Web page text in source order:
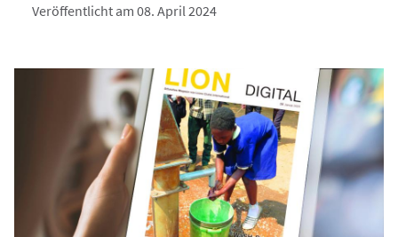
Veröffentlicht am 08. April 2024